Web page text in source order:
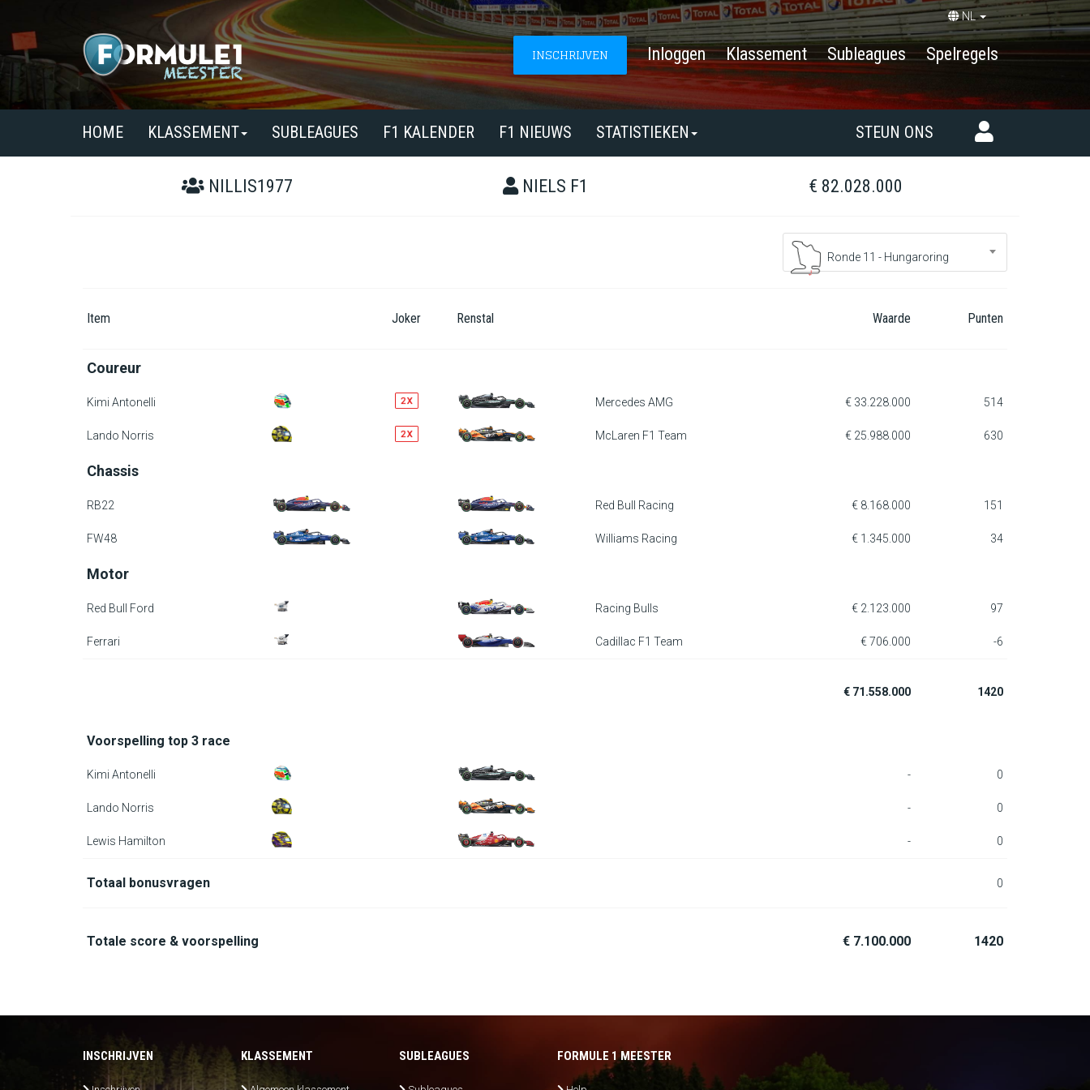
NL
INSCHRIJVEN Inloggen Klassement Subleagues Spelregels
HOME KLASSEMENT SUBLEAGUES F1 KALENDER F1 NIEUWS STATISTIEKEN STEUN ONS
NILLIS1977 NIELS F1 € 82.028.000
Ronde 11 - Hungaroring
Item Joker Renstal Waarde Punten
Coureur
Kimi Antonelli Mercedes AMG € 33.228.000 514
Lando Norris McLaren F1 Team € 25.988.000 630
Chassis
RB22 Red Bull Racing € 8.168.000 151
FW48 Williams Racing € 1.345.000 34
Motor
Red Bull Ford Racing Bulls € 2.123.000 97
Ferrari Cadillac F1 Team € 706.000 -6
€ 71.558.000 1420
Voorspelling top 3 race
Kimi Antonelli - 0
Lando Norris - 0
Lewis Hamilton - 0
Totaal bonusvragen 0
Totale score & voorspelling € 7.100.000 1420
INSCHRIJVEN KLASSEMENT SUBLEAGUES FORMULE 1 MEESTER